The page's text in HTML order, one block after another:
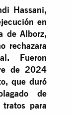
Hassani,
en
de Alborz,
rechazara
Fueron
de 2024
que duró
de
para